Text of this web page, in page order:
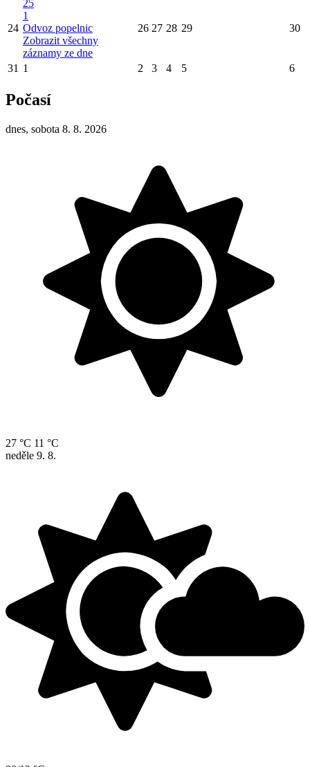
24
25
1
Odvoz popelnic
Zobrazit všechny
záznamy ze dne
26 27 28 29 30
31 1 2 3 4 5 6
Počasí
dnes, sobota 8. 8. 2026
27 °C 11 °C
neděle 9. 8.